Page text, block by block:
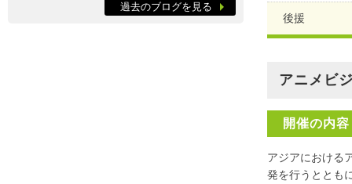
後援
アニメビ
開催の内容
アジアにおける
発を行うととも
過去のブログを見る